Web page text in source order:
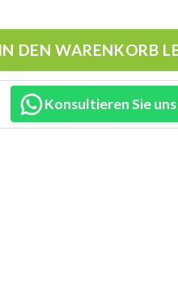
IN DEN WARENKORB
Konsultieren Sie